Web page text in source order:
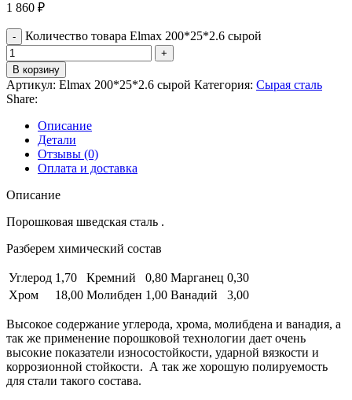
1 860 ₽
Количество товара Elmax 200*25*2.6 сырой
В корзину
Артикул: Elmax 200*25*2.6 сырой Категория: Сырая сталь
Share:
Описание
Детали
Отзывы (0)
Оплата и доставка
Описание
Порошковая шведская сталь .
Разберем химический состав
Углерод 1,70 Кремний 0,80 Марганец 0,30
Хром
18,00 Молибден 1,00 Ванадий 3,00
Высокое содержание углерода, хрома, молибдена и ванадия, а
так же применение порошковой технологии дает очень
высокие показатели износостойкости, ударной вязкости и
коррозионной стойкости. А так же хорошую полируемость
для стали такого состава.